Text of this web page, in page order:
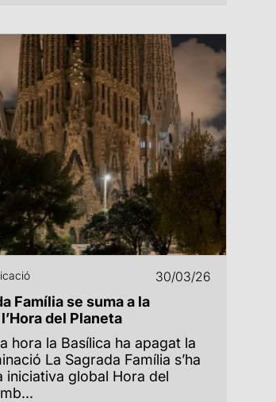
30/03/26
Família se suma a la
del Planeta
hora la Basílica ha apagat la
La Sagrada Família s’ha
iniciativa global Hora del